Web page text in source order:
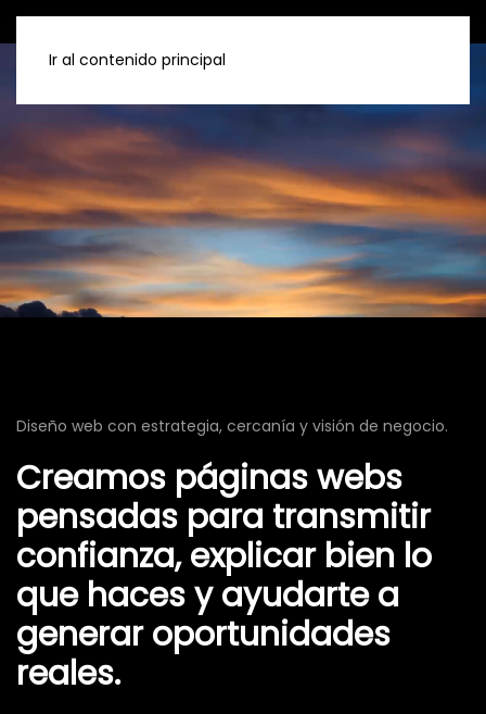
Ir al contenido principal
Diseño web con estrategia, cercanía y visión de negocio.
Creamos páginas webs
pensadas para transmitir
confianza, explicar bien lo
que haces y ayudarte a
generar oportunidades
reales.